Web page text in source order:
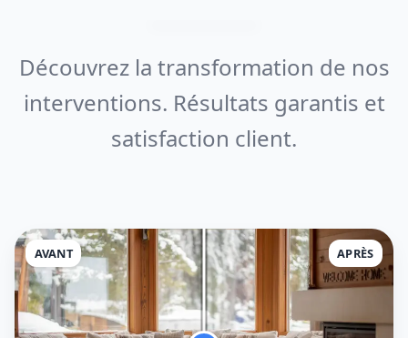
Découvrez la transformation de nos
interventions. Résultats garantis et
satisfaction client.
AVANT APRÈS